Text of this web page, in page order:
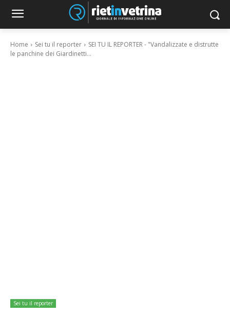
Home Sei tu il reporter
SEI TU IL REPORTER - "Vandalizzate e distrutte
le panchine dei Giardinetti...
Sei tu il reporter